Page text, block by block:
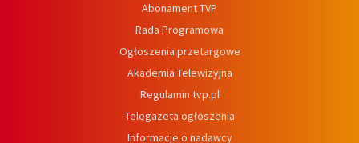
Abonament TVP
Rada Programowa
Ogłoszenia przetargowe
Akademia Telewizyjna
Regulamin tvp.pl
Telegazeta ogłoszenia
Informacje o nadawcy